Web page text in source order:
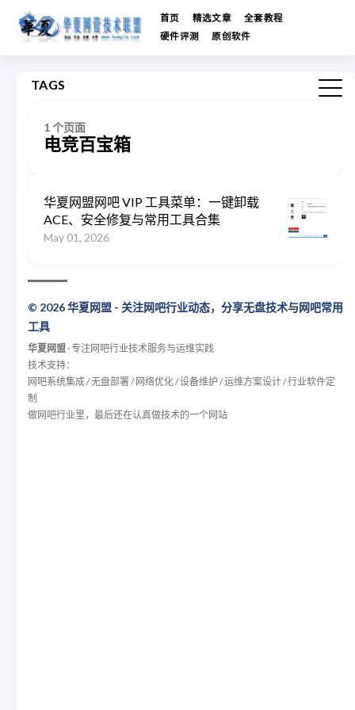
首页 精选文章
全套教程
硬件评测
原创软件
TAGS
1 个页面
电竞百宝箱
华夏网盟网吧 VIP 工具菜单：一键卸载
ACE、安全修复与常用工具合集
May 01, 2026
© 2026 华夏网盟 - 关注网吧行业动态，分享无盘技术与网吧常用
工具
华夏网盟 · 专注网吧行业技术服务与运维实践
技术支持：
网吧系统集成 / 无盘部署 / 网络优化 / 设备维护 / 运维方案设计 / 行业软件定
制
做网吧行业里，最后还在认真做技术的一个网站